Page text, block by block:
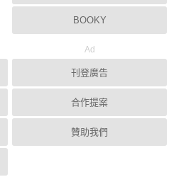
BOOKY
Ad
刊登廣告
合作提案
贊助我們